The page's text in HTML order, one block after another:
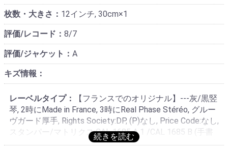
枚数・大きさ： 12インチ, 30cm×1
評価/レコード： 8/7
評価/ジャケット： A
キズ情報：
レーベルタイプ：
【フランスでのオリジナル】---灰/黒竪
琴, 2時にMade in France, 3時にReal Phase Stéréo, グルー
ヴガード厚手, Rights Society:DP, (P)なし, Price Code:なし,
スタンパー/マトリクス:CAL 1685 A 1 /CAL 1685 B (手書
き文字スタンパー・MPOタイプ), CALLIOPEステレオ製造